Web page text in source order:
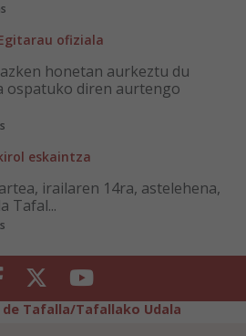
ofiziala
honetan aurkeztu du
ospatuko diren aurtengo
eskaintza
irailaren 14ra, astelehena,
Tafal...
Facebook Twitter Youtube
Tafalla/Tafallako Udala